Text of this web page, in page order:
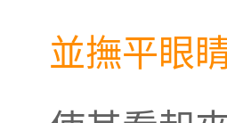
並撫平眼